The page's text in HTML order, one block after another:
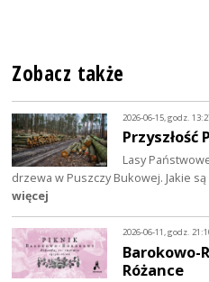
Zobacz także
2026-06-15, godz.
Przyszłość
Lasy
drzewa w Puszczy Bukowej. Jakie są
więcej
2026-06-11, godz.
Barokowo-
Różance